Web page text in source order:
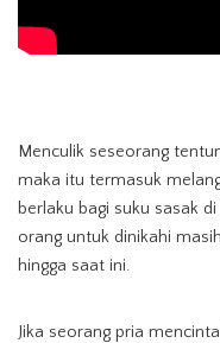
Menculik seseorang
maka itu termasuk
berlaku bagi suku sasak
orang untuk dinikahi
hingga saat ini.
Jika seorang pria